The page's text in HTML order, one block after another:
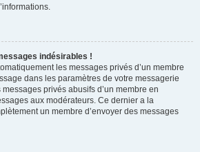
indésirables !
les messages privés d’un membre
dans les paramètres de votre messagerie
privés abusifs d’un membre en
aux modérateurs. Ce dernier a la
un membre d’envoyer des messages